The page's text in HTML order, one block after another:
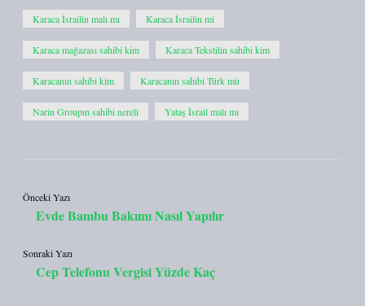
Karaca İsrailin malı mı Karaca İsrailin mi
Karaca mağazası sahibi kim Karaca Tekstilin sahibi kim
Karacanın sahibi kim Karacanın sahibi Türk mü
Narin Groupın sahibi nereli Yataş İsrail malı mı
Önceki Yazı
Evde Bambu Bakımı Nasıl Yapılır
Sonraki Yazı
Cep Telefonu Vergisi Yüzde Kaç